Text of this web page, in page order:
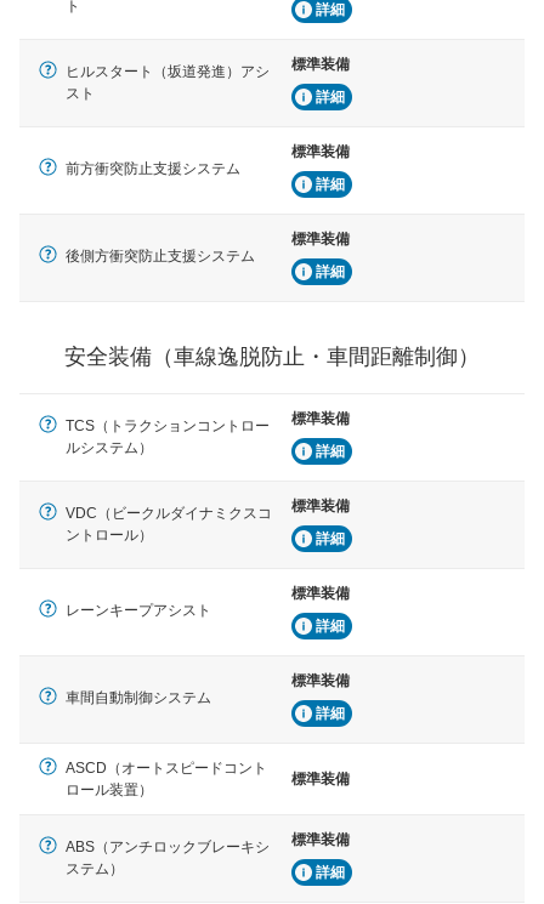
安全な車間距離を保ちながら前車を追従するアダプティ
ブ・クルーズ・コントロールなどが装備されています。
運転・駐車支援
駐車をスムーズに行うためにインテリジェンスパーキン
グ・アシストやサイドブラインドモニターなどが装備さ
ルトなどが装備されています。
ト 詳細
ヒルスタート（坂道発進）アシ
スト
標準装備
詳細
前方衝突防止支援システム
標準装備
詳細
後側方衝突防止支援システム
標準装備
詳細
安全装備（車線逸脱防止・車間距離制御）
TCS（トラクションコントロー
ルシステム）
標準装備
詳細
VDC（ビークルダイナミクスコ
ントロール）
標準装備
詳細
レーンキープアシスト
標準装備
詳細
車間自動制御システム
標準装備
詳細
ASCD（オートスピードコント
ロール装置）
標準装備
ABS（アンチロックブレーキシ
ステム）
標準装備
詳細